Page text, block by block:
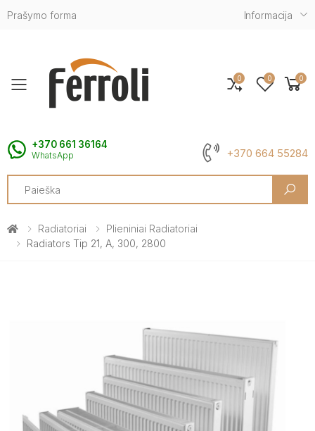
Prašymo forma Informacija
Toggle mobile menu
+370 661 36164
WhatsApp +370 664 55284
Search
0 0 0
Radiatoriai
Plieniniai Radiatoriai
Radiators Tip 21, A, 300, 2800